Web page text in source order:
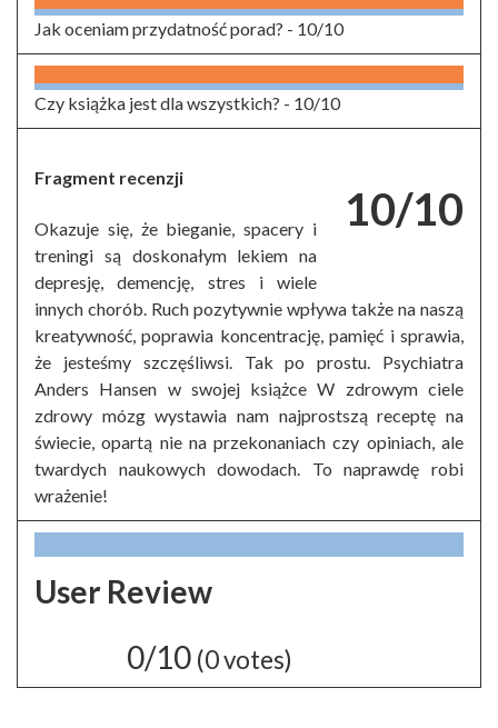
Jak oceniam przydatność porad? - 10/10
Czy książka jest dla wszystkich? - 10/10
10/10
Fragment recenzji
Okazuje się, że bieganie, spacery i
treningi są doskonałym lekiem na
depresję, demencję, stres i wiele
innych chorób. Ruch pozytywnie wpływa także na naszą
kreatywność, poprawia koncentrację, pamięć i sprawia,
że jesteśmy szczęśliwsi. Tak po prostu. Psychiatra
Anders Hansen w swojej książce W zdrowym ciele
zdrowy mózg wystawia nam najprostszą receptę na
świecie, opartą nie na przekonaniach czy opiniach, ale
twardych naukowych dowodach. To naprawdę robi
wrażenie!
User Review
0/10 (0votes)